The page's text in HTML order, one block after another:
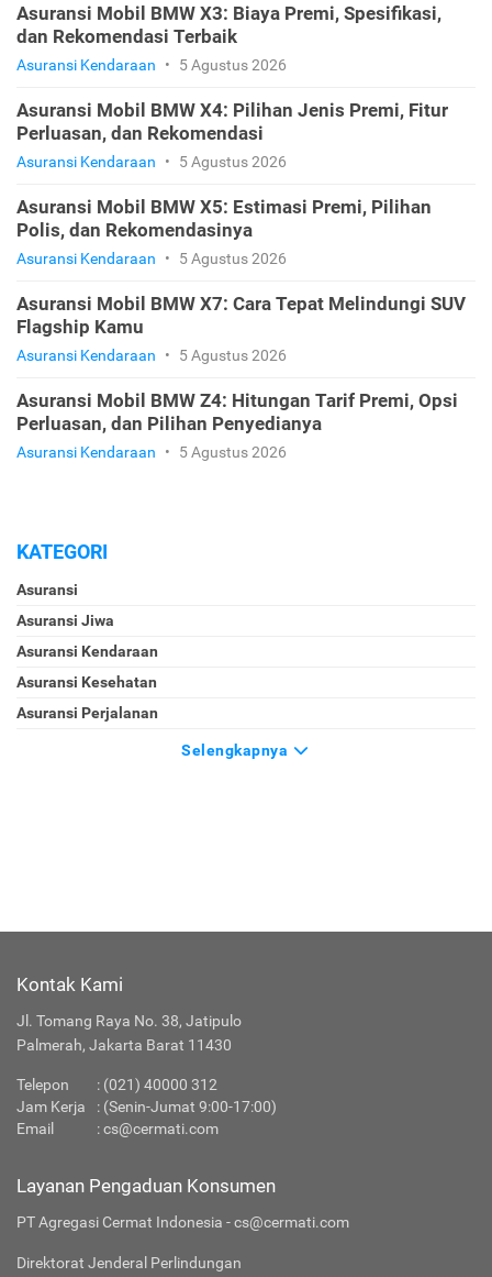
Asuransi Mobil BMW X3: Biaya Premi, Spesifikasi,
dan Rekomendasi Terbaik
Asuransi Kendaraan • 5 Agustus 2026
Asuransi Mobil BMW X4: Pilihan Jenis Premi, Fitur
Perluasan, dan Rekomendasi
Asuransi Kendaraan • 5 Agustus 2026
Asuransi Mobil BMW X5: Estimasi Premi, Pilihan
Polis, dan Rekomendasinya
Asuransi Kendaraan • 5 Agustus 2026
Asuransi Mobil BMW X7: Cara Tepat Melindungi SUV
Flagship Kamu
Asuransi Kendaraan • 5 Agustus 2026
Asuransi Mobil BMW Z4: Hitungan Tarif Premi, Opsi
Perluasan, dan Pilihan Penyedianya
Asuransi Kendaraan • 5 Agustus 2026
KATEGORI
Asuransi
Asuransi Jiwa
Asuransi Kendaraan
Asuransi Kesehatan
Asuransi Perjalanan
Selengkapnya
Kontak Kami
Jl. Tomang Raya No. 38, Jatipulo
Palmerah, Jakarta Barat 11430
Telepon : (021) 40000 312
Jam Kerja
: (Senin-Jumat 9:00-17:00)
Email
:cs@cermati.com
Layanan Pengaduan Konsumen
PT Agregasi Cermat Indonesia - cs@cermati.com
Direktorat Jenderal Perlindungan